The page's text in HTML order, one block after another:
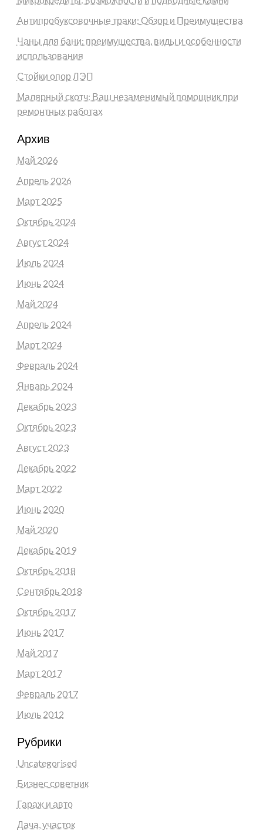
Антипробуксовочные траки: Обзор и Преимущества
Чаны для бани: преимущества, виды и особенности
использования
Стойки опор ЛЭП
Малярный скотч: Ваш незаменимый помощник при
ремонтных работах
Архив
Май 2026
Апрель 2026
Март 2025
Октябрь 2024
Август 2024
Июль 2024
Июнь 2024
Май 2024
Апрель 2024
Март 2024
Февраль 2024
Январь 2024
Декабрь 2023
Октябрь 2023
Август 2023
Декабрь 2022
Март 2022
Июнь 2020
Май 2020
Декабрь 2019
Октябрь 2018
Сентябрь 2018
Октябрь 2017
Июнь 2017
Май 2017
Март 2017
Февраль 2017
Июль 2012
Рубрики
Uncategorised
Бизнес советник
Гараж и авто
Дача, участок